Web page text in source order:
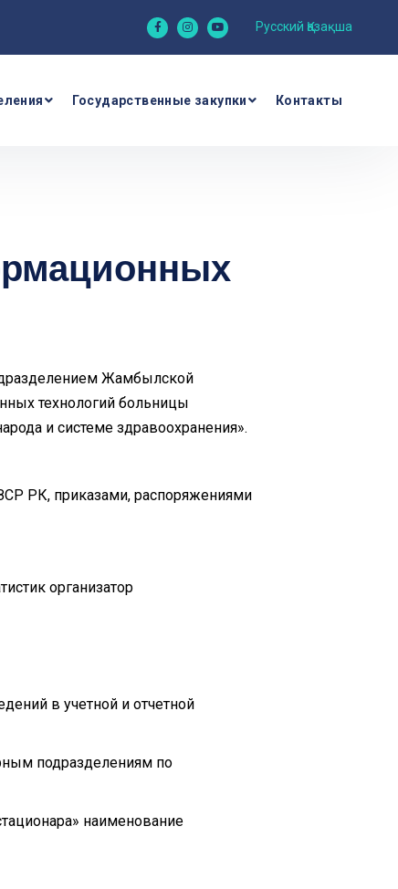
Русский Қазақша
Государственные закупки Контакты
Жамбылской
технологий больницы
и системе здравоохранения».
РК, приказами, распоряжениями
организатор
в учетной и отчетной
подразделениям по
наименование